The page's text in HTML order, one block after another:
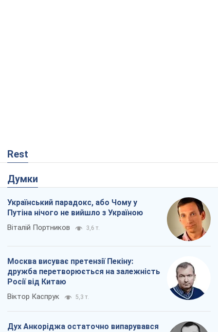
Rest
Думки
Український парадокс, або Чому у
Путіна нічого не вийшло з Україною
Віталій Портников 3,6 т.
Москва висуває претензії Пекіну:
дружба перетворюється на залежність
Росії від Китаю
Віктор Каспрук 5,3 т.
Дух Анкоріджа остаточно випарувався